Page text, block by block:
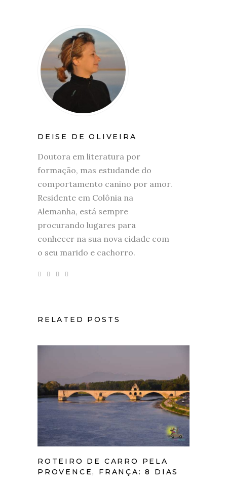
DEISE DE OLIVEIRA
Doutora em literatura por
formação, mas estudande do
comportamento canino por amor.
Residente em Colônia na
Alemanha, está sempre
procurando lugares para
conhecer na sua nova cidade com
o seu marido e cachorro.
RELATED POSTS
ROTEIRO DE CARRO PELA
PROVENCE, FRANÇA: 8 DIAS